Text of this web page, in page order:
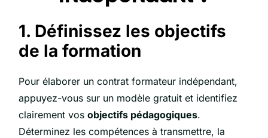
1. Définissez les objectifs
de la formation
Pour élaborer un contrat formateur indépendant,
appuyez-vous sur un modèle gratuit et identifiez
clairement vosobjectifs pédagogiques.
Déterminez les compétences à transmettre, la